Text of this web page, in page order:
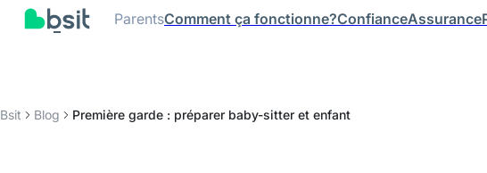
ParentsComment ça fonctionne?ConfianceAssurance
Bsit Blog Première garde : préparer baby-sitter et enfant